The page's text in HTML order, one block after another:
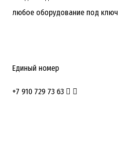
любое оборудование под ключ
Единый номер
+7 910 729 73 63